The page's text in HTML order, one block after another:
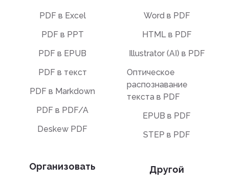
PDF в Excel
PDF в PPT
PDF в EPUB
PDF в текст
PDF в Markdown
PDF в PDF/A
Deskew PDF
Организовать
Word в PDF
HTML в PDF
Illustrator (AI) в PDF
Оптическое
распознавание
текста в PDF
EPUB в PDF
STEP в PDF
Другой